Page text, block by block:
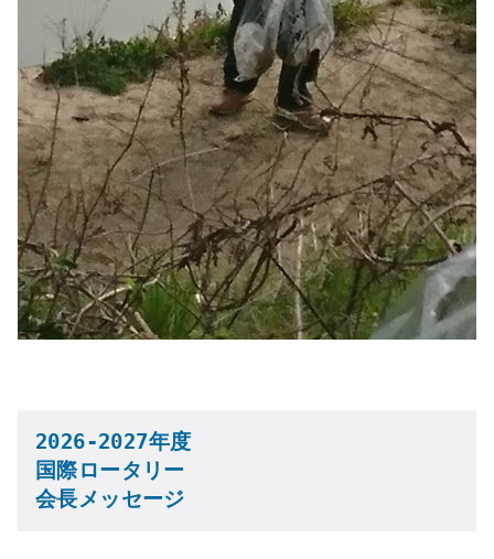
2026-2027年度
国際ロータリー
会長メッセージ